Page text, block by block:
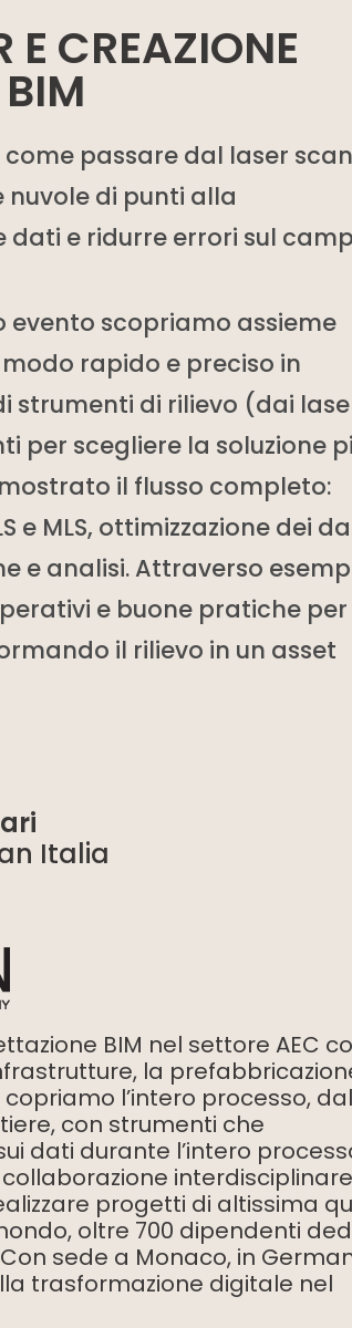
E CREAZIONE
passare dal laser
nuvole di punti alla
e ridurre errori sul
evento scopriamo assieme
rapido e preciso in
strumenti di rilievo (dai
per scegliere la soluzione
il flusso completo:
e MLS, ottimizzazione dei
e analisi. Attraverso
e buone pratiche per
il rilievo in un asset
Italia
BIM nel settore AEC
la
l’intero processo,
con strumenti che
dati durante l’intero
progetti di altissima
oltre 700 dipendenti
sede a Monaco, in
trasformazione digitale nel